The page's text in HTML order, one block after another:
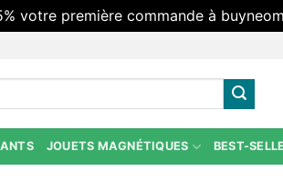
votre première commande à
JOUETS MAGNÉTIQUES BEST-